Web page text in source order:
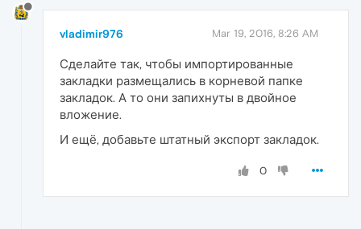
vladimir976 Mar 19, 2016, 8:26 AM
Сделайте так, чтобы импортированные
закладки размещались в корневой папке
закладок. А то они запихнуты в двойное
вложение.
И ещё, добавьте штатный экспорт закладок.
0